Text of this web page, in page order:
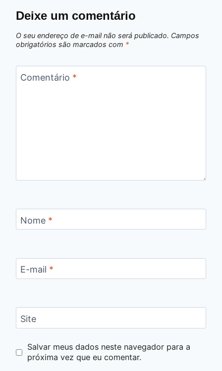
Deixe um comentário
O seu endereço de e-mail não será publicado. Campos
obrigatórios são marcados com *
Comentário *
Nome *
E-mail *
Site
Salvar meus dados neste navegador para a
próxima vez que eu comentar.